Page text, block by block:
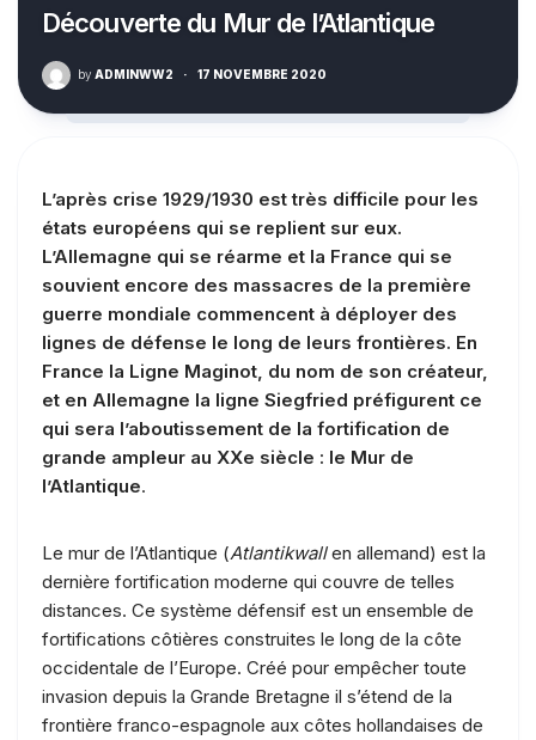
Découverte du Mur de l’Atlantique
by ADMINWW2 · 17 NOVEMBRE 2020
L’après crise 1929/1930 est très difficile pour les
états européens qui se replient sur eux.
L’Allemagne qui se réarme et la France qui se
souvient encore des massacres de la première
guerre mondiale commencent à déployer des
lignes de défense le long de leurs frontières. En
France la Ligne Maginot, du nom de son créateur,
et en Allemagne la ligne Siegfried préfigurent ce
qui sera l’aboutissement de la fortification de
grande ampleur au XXe siècle : le Mur de
l’Atlantique.
Le mur de l’Atlantique (Atlantikwallen allemand) est la
dernière fortification moderne qui couvre de telles
distances. Ce système défensif est un ensemble de
fortifications côtières construites le long de la côte
occidentale de l’Europe. Créé pour empêcher toute
invasion depuis la Grande Bretagne il s’étend de la
frontière franco-espagnole aux côtes hollandaises de